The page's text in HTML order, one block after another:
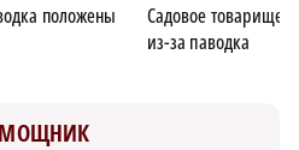
положены
Садовое
из-за паводка